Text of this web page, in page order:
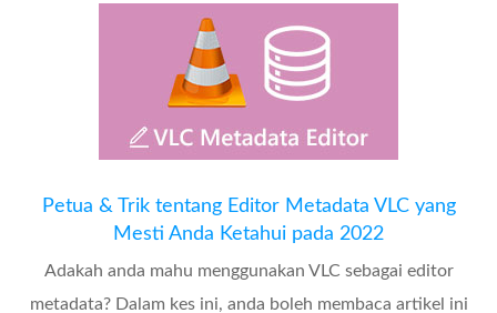
Petua & Trik tentang Editor Metadata VLC yang
Mesti Anda Ketahui pada 2022
Adakah anda mahu menggunakan VLC sebagai editor
metadata? Dalam kes ini, anda boleh membaca artikel ini